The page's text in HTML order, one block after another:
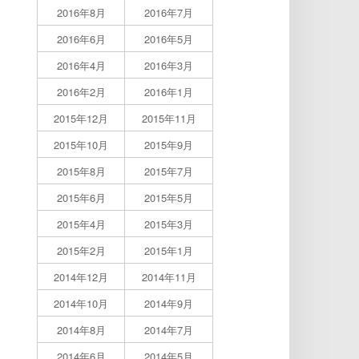
2016年8月
2016年7月
2016年6月
2016年5月
2016年4月
2016年3月
2016年2月
2016年1月
2015年12月
2015年11月
2015年10月
2015年9月
2015年8月
2015年7月
2015年6月
2015年5月
2015年4月
2015年3月
2015年2月
2015年1月
2014年12月
2014年11月
2014年10月
2014年9月
2014年8月
2014年7月